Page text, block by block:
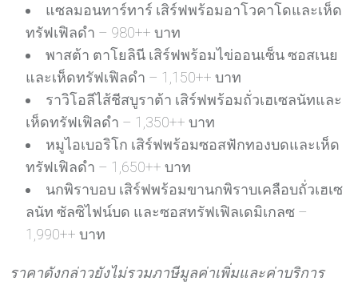
แซลมอนทาร์ทาร์ เสิร์ฟพร้อมอาโวคาโดและเห็ด
ทรัฟเฟิลดำ – 980++ บาท
พาสต้า ตาโยลินี เสิร์ฟพร้อมไข่ออนเซ็น ซอสเนย
และเห็ดทรัฟเฟิลดำ – 1,150++ บาท
ราวิโอลีไส้ชีสบูราต้า เสิร์ฟพร้อมถั่วเฮเซลนัทและ
เห็ดทรัฟเฟิลดำ – 1,350++ บาท
หมูไอเบอริโก เสิร์ฟพร้อมซอสฟักทองบดและเห็ด
ทรัฟเฟิลดำ – 1,650++ บาท
นกพิราบอบ เสิร์ฟพร้อมขานกพิราบเคลือบถั่วเฮเซ
ลนัท ซัลซิไฟน์บด และซอสทรัฟเฟิลเดมิเกลซ –
1,990++ บาท
ราคาดังกล่าวยังไม่รวมภาษีมูลค่าเพิ่มและค่าบริการ